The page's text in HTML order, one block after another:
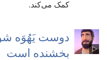
کمک می‌کند.‏
دوست یَهُوَه
بخشنده است